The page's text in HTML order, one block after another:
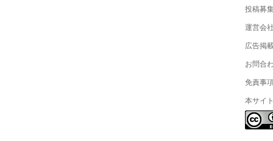
投稿募
運営会
広告掲
お問合
免責事
本サイ